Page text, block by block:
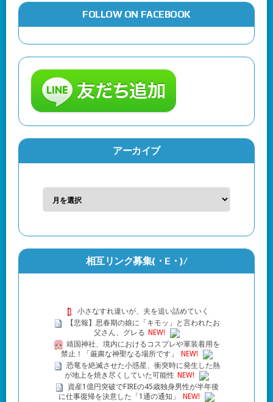
FOLLOW ON FACEBOOK
アーカイブ
相互リンク募集(・Ε・)/
小さなすれ違いが、夫を追い詰めていく
【悲報】思春期の娘に「キモッ」と言われたお
父さん、グレる NEW!
靖国神社、境内におけるコスプレや軍装着用を
禁止！「厳粛な神聖なる場所です」
NEW!
恐竜を絶滅させた小惑星、衝突時に発生した熱
が地上を焼き尽くしていた可能性 NEW!
資産1億円突破でFIREの45歳独身男性が半年後
に仕事復帰を決意した「1通の通知」
NEW!